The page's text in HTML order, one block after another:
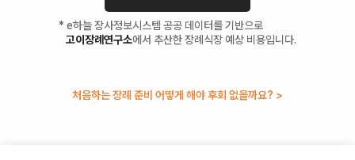
* e하늘 장사정보시스템 공공 데이터를 기반으로
고이장례연구소에서 추산한 장례식장 예상 비용입니다.
처음하는 장례 준비 어떻게 해야 후회 없을까요? >